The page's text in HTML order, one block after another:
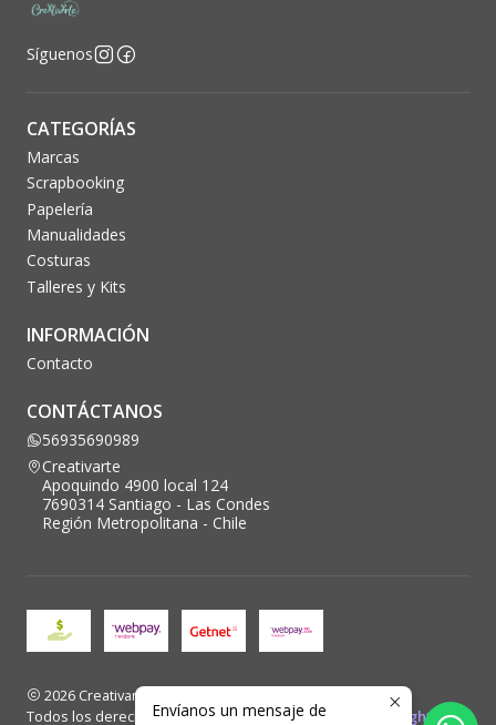
Síguenos
CATEGORÍAS
Marcas
Scrapbooking
Papelería
Manualidades
Costuras
Talleres y Kits
INFORMACIÓN
Contacto
CONTÁCTANOS
56935690989
Creativarte
Apoquindo 4900 local 124
7690314 Santiago - Las Condes
Región Metropolitana - Chile
2026 Creativarte.
Todos los derechos reservados. Desarrollado por
Blacklight
Envíanos un mensaje de